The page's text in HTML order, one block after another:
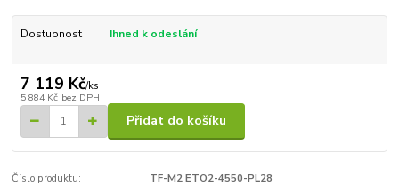
Dostupnost Ihned k odeslání
7 119 Kč/ks
5 884 Kč bez DPH
Přidat do košíku
Číslo produktu:
TF-M2 ETO2-4550-PL28